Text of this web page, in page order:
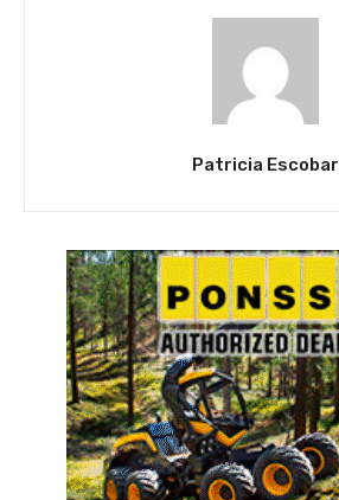
Patricia Escobar